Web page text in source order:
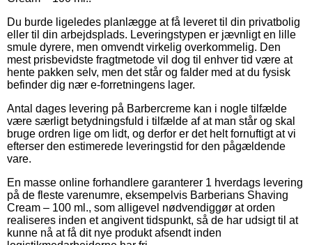
Du burde ligeledes planlægge at få leveret til din privatbolig
eller til din arbejdsplads. Leveringstypen er jævnligt en lille
smule dyrere, men omvendt virkelig overkommelig. Den
mest prisbevidste fragtmetode vil dog til enhver tid være at
hente pakken selv, men det står og falder med at du fysisk
befinder dig nær e-forretningens lager.
Antal dages levering på Barbercreme kan i nogle tilfælde
være særligt betydningsfuld i tilfælde af at man står og skal
bruge ordren lige om lidt, og derfor er det helt fornuftigt at vi
efterser den estimerede leveringstid for den pågældende
vare.
En masse online forhandlere garanterer 1 hverdags levering
på de fleste varenumre, eksempelvis Barberians Shaving
Cream – 100 ml., som alligevel nødvendiggør at orden
realiseres inden et angivent tidspunkt, så de har udsigt til at
kunne nå at få dit nye produkt afsendt inden